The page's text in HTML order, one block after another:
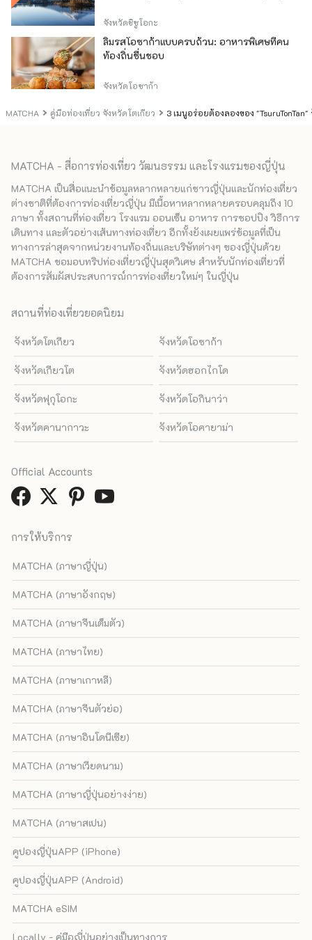
MATCHA คู่มือท่องเที่ยว จังหวัดโตเกียว 3 เมนูอร่อยต้องลองของ
จังหวัดชิซูโอกะ
ลิ้มรสโอซาก้าแบบครบถ้วน: อาหารพิเศษที่คน
ท้องถิ่นชื่นชอบ
จังหวัดโอซาก้า
MATCHA - สื่อการท่องเที่ยว วัฒนธรรม และโรงแรมของญี่ปุ่น
MATCHA เป็นสื่อแนะนำข้อมูลหลากหลายแก่ชาวญี่ปุ่นและนักท่องเที่ยว
ต่างชาติที่ต้องการท่องเที่ยวญี่ปุ่น มีเนื้อหาหลากหลายครอบคลุมถึง 10
ภาษา ทั้งสถานที่ท่องเที่ยว โรงแรม ออนเซ็น อาหาร การชอปปิง วิธีการ
เดินทาง และตัวอย่างเส้นทางท่องเที่ยว อีกทั้งยังเผยแพร่ข้อมูลที่เป็น
ทางการล่าสุดจากหน่วยงานท้องถิ่นและบริษัทต่างๆ ของญี่ปุ่นด้วย
MATCHA ขอมอบทริปท่องเที่ยวญี่ปุ่นสุดวิเศษ สำหรับนักท่องเที่ยวที่
ต้องการสัมผัสประสบการณ์การท่องเที่ยวใหม่ๆ ในญี่ปุ่น
สถานที่ท่องเที่ยวยอดนิยม
จังหวัดโตเกียว จังหวัดโอซาก้า
จังหวัดเกียวโต จังหวัดฮอกไกโด
จังหวัดฟุกุโอกะ จังหวัดโอกินาว่า
จังหวัดคานากาวะ จังหวัดโอคายาม่า
การให้บริการ
MATCHA (ภาษาญี่ปุ่น)
MATCHA (ภาษาอังกฤษ)
MATCHA (ภาษาจีนเต็มตัว)
MATCHA (ภาษาไทย)
MATCHA (ภาษาเกาหลี)
MATCHA (ภาษาจีนตัวย่อ)
MATCHA (ภาษาอินโดนีเซีย)
MATCHA (ภาษาเวียดนาม)
MATCHA (ภาษาญี่ปุ่นอย่างง่าย)
MATCHA (ภาษาสเปน)
คูปองญี่ปุ่นAPP (iPhone)
คูปองญี่ปุ่นAPP (Android)
MATCHA eSIM
Locally - คู่มือญี่ปุ่นอย่างเป็นทางการ
Official Accounts